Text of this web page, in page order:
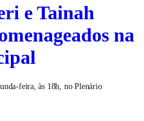
e Tainah
na
feira, às 18h, no Plenário